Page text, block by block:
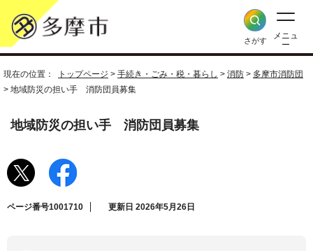
さがす
メニュ
ー
現在の位置： トップページ > 手続き・ごみ・税・暮らし > 消防 > 多摩市消防団
> 地域防災の担い手 消防団員募集
地域防災の担い手 消防団員募集
ページ番号1001710 更新日 2026年5月26日